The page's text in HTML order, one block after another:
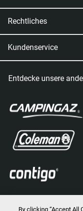
Rechtliches
Kundenservice
Entdecke unsere
By clicking “Accept All